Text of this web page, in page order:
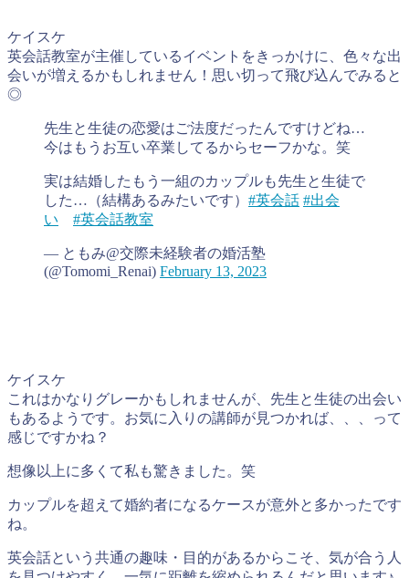
ケイスケ
英会話教室が主催しているイベントをきっかけに、色々な出
会いが増えるかもしれません！思い切って飛び込んでみると
◎
先生と生徒の恋愛はご法度だったんですけどね…
今はもうお互い卒業してるからセーフかな。笑
実は結婚したもう一組のカップルも先生と生徒で
した…（結構あるみたいです） #英会話 #出会
い
#英会話教室
— ともみ@交際未経験者の婚活塾
(@Tomomi_Renai) February 13, 2023
ケイスケ
これはかなりグレーかもしれませんが、先生と生徒の出会い
もあるようです。お気に入りの講師が見つかれば、、、って
感じですかね？
想像以上に多くて私も驚きました。笑
カップルを超えて婚約者になるケースが意外と多かったです
ね。
英会話という共通の趣味・目的があるからこそ、気が合う人